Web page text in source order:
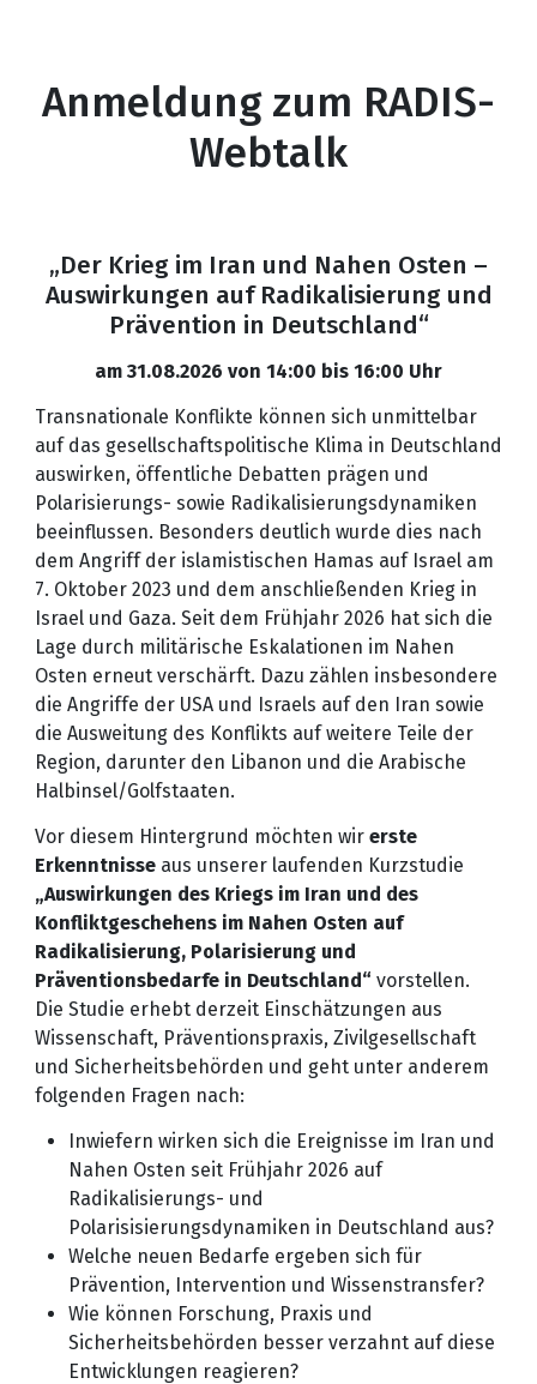
Anmeldung zum RADIS-
Webtalk
„Der Krieg im Iran und Nahen Osten –
Auswirkungen auf Radikalisierung und
Prävention in Deutschland“
am 31.08.2026 von 14:00 bis 16:00 Uhr
Transnationale Konflikte können sich unmittelbar
auf das gesellschaftspolitische Klima in Deutschland
auswirken, öffentliche Debatten prägen und
Polarisierungs- sowie Radikalisierungsdynamiken
beeinflussen. Besonders deutlich wurde dies nach
dem Angriff der islamistischen Hamas auf Israel am
7. Oktober 2023 und dem anschließenden Krieg in
Israel und Gaza. Seit dem Frühjahr 2026 hat sich die
Lage durch militärische Eskalationen im Nahen
Osten erneut verschärft. Dazu zählen insbesondere
die Angriffe der USA und Israels auf den Iran sowie
die Ausweitung des Konflikts auf weitere Teile der
Region, darunter den Libanon und die Arabische
Halbinsel/Golfstaaten.
Vor diesem Hintergrund möchten wir erste
Erkenntnisse aus unserer laufenden Kurzstudie
„Auswirkungen des Kriegs im Iran und des
Konfliktgeschehens im Nahen Osten auf
Radikalisierung, Polarisierung und
Präventionsbedarfe in Deutschland“ vorstellen.
Die Studie erhebt derzeit Einschätzungen aus
Wissenschaft, Präventionspraxis, Zivilgesellschaft
und Sicherheitsbehörden und geht unter anderem
folgenden Fragen nach:
Inwiefern wirken sich die Ereignisse im Iran und
Nahen Osten seit Frühjahr 2026 auf
Radikalisierungs- und
Polarisisierungsdynamiken in Deutschland aus?
Welche neuen Bedarfe ergeben sich für
Prävention, Intervention und Wissenstransfer?
Wie können Forschung, Praxis und
Sicherheitsbehörden besser verzahnt auf diese
Entwicklungen reagieren?